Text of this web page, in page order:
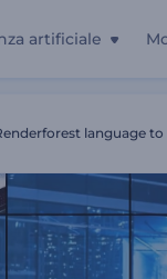
artificiale
language to